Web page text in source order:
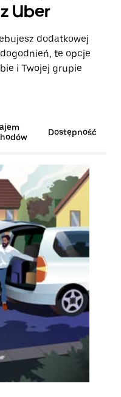
Uber
dodatkowej
te opcje
i Twojej grupie
Dostępność